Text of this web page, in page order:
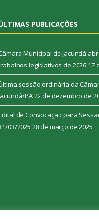
PUBLICAÇÕES
Municipal de Jacundá
legislativos de 2026 17
sessão ordinária da
PA22 de dezembro de
de Convocação para
03/2025 28 de março de 2025